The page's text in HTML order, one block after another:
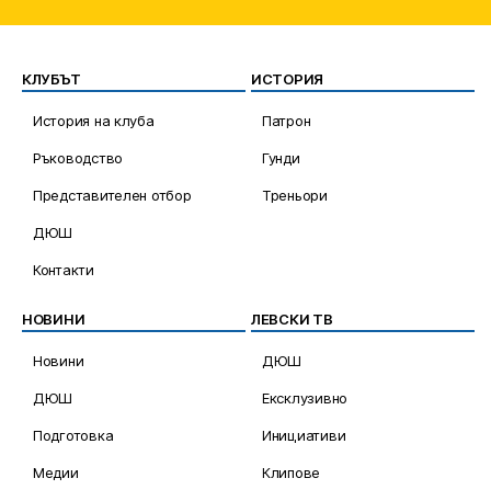
КЛУБЪТ
История на клуба
Ръководство
Представителен отбор
ДЮШ
Контакти
ИСТОРИЯ
Патрон
Гунди
Треньори
НОВИНИ
Новини
ДЮШ
Подготовка
Медии
ЛЕВСКИ ТВ
ДЮШ
Ексклузивно
Инициативи
Клипове